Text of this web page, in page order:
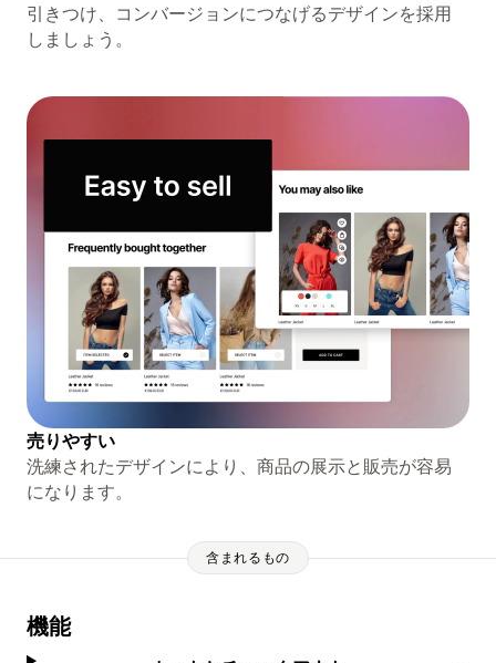
引きつけ、コンバージョンにつなげるデザインを採用
しましょう。
売りやすい
洗練されたデザインにより、商品の展示と販売が容易
になります。
含まれるもの
機能